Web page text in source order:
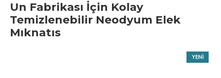
Un Fabrikası İçin Kolay
Temizlenebilir Neodyum Elek
Mıknatıs
YENI